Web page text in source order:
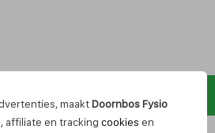
maaktDoornbos Fysio
affiliate en tracking cookies en